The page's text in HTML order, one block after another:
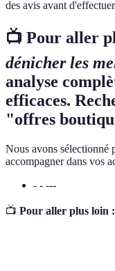
des avis avant
📺 Pour aller
dénicher les
analyse
efficaces.
"offres
Nous avons sélectionné
accompagner dans vos
- - ---
📺 Pour aller plus loin :